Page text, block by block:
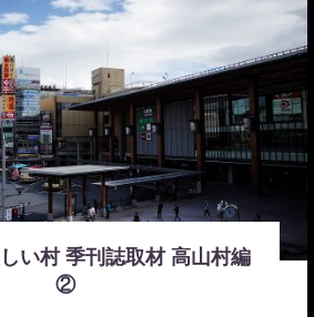
い村 季刊誌取材 高山村編
②